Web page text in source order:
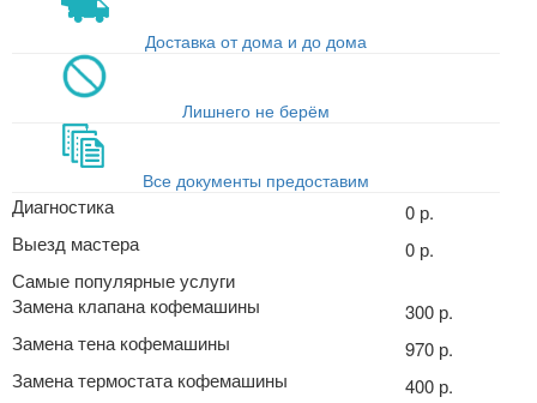
Доставка от дома и до дома
Лишнего не берём
Все документы предоставим
Диагностика
0 р.
Выезд мастера
0 р.
Самые популярные услуги
Замена клапана кофемашины
300 р.
Замена тена кофемашины
970 р.
Замена термостата кофемашины
400 р.